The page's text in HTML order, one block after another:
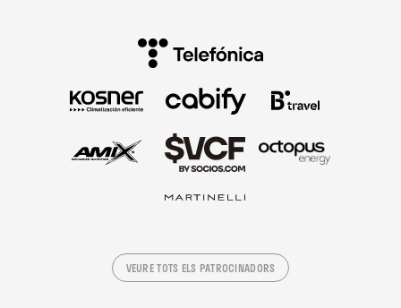
VEURE TOTS ELS PATROCINADORS